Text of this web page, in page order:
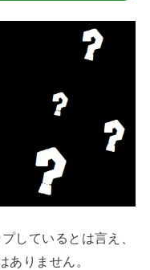
しているとは言え、
ありません。